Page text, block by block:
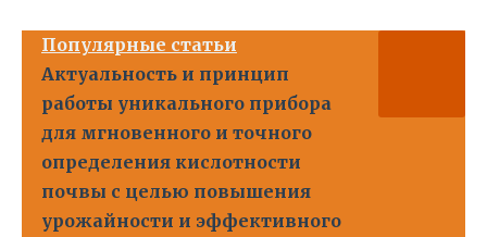
Популярные статьи
Актуальность и принцип
работы уникального прибора
для мгновенного и точного
определения кислотности
почвы с целью повышения
урожайности и эффективного